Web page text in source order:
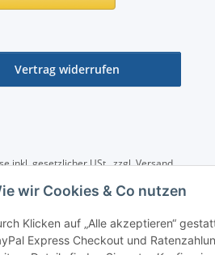
wir Cookies & Co nutzen
Klicken auf „Alle akzeptieren“
Express Checkout und
Vertrag widerrufen
inkl. gesetzlicher USt., zzgl.Versand